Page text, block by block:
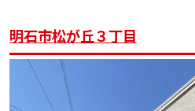
明石市松が丘３丁目